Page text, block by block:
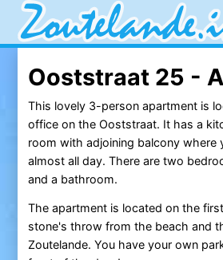
Ooststraat 25 -
This lovely 3-person apartment is
office on the Ooststraat. It has a
room with adjoining balcony where
almost all day. There are two
and a bathroom.
The apartment is located on the
stone's throw from the beach and
Zoutelande. You have your own